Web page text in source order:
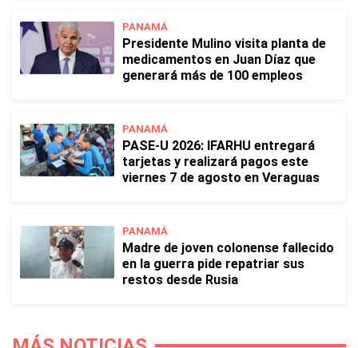
PANAMÁ
Presidente Mulino visita planta de
medicamentos en Juan Díaz que
generará más de 100 empleos
PANAMÁ
PASE-U 2026: IFARHU entregará
tarjetas y realizará pagos este
viernes 7 de agosto en Veraguas
PANAMÁ
Madre de joven colonense fallecido
en la guerra pide repatriar sus
restos desde Rusia